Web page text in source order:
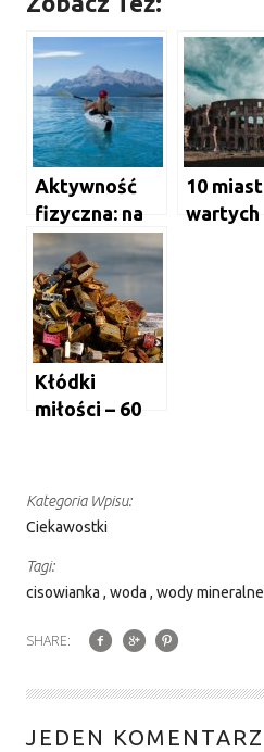
Aktywność
fizyczna: na
jaki sport się
zdecydować?
10 miast
wartych
Kłódki
miłości – 60
[GALERIA]
Kategoria Wpisu:
Ciekawostki
Tagi:
cisowianka
woda wody mineralne
SHARE:
JEDEN KOMENTARZ